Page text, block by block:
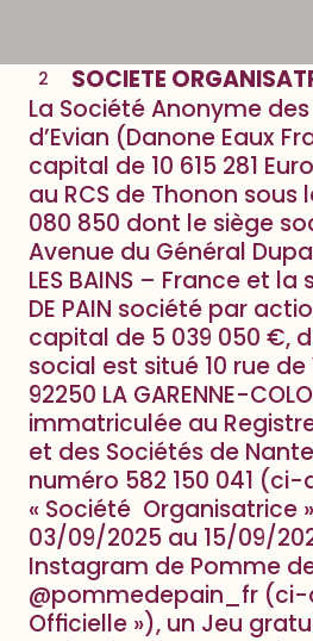
SOCIETE
La Société Anonyme
d’Evian (Danone Eaux
capital de 10 615 281
au RCS de Thonon sous
080 850 dont le siège
Avenue du Général
LES BAINS – France et la
DE PAIN société par
capital de 5 039 050 €,
social est situé 10 rue de
92250 LA GARENNE-
immatriculée au
et des Sociétés de
numéro 582 150 041 (ci-
« Société Organisatrice
03/09/2025 au 15/09/
Instagram de Pomme
@pommedepain_fr (ci-
Officielle »), un Jeu